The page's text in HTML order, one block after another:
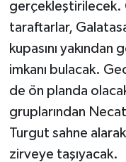
gerçekleştirilecek.
taraftarlar,
kupasını
imkanı bulacak.
de ön planda
gruplarından
Turgut sahne
zirveye taşıyacak.